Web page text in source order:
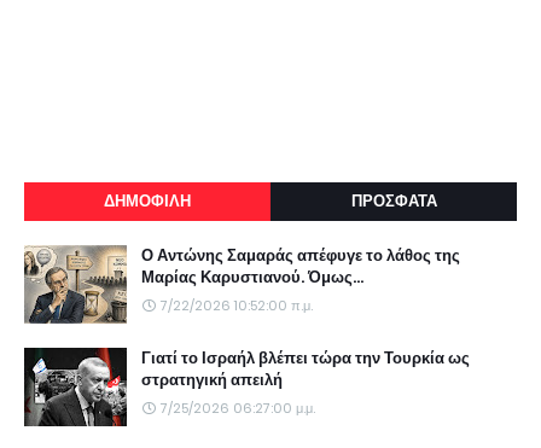
ΔΗΜΟΦΙΛΗ ΠΡΟΣΦΑΤΑ
Ο Αντώνης Σαμαράς απέφυγε το λάθος της
Μαρίας Καρυστιανού. Όμως...
7/22/2026 10:52:00 π.μ.
Γιατί το Ισραήλ βλέπει τώρα την Τουρκία ως
στρατηγική απειλή
7/25/2026 06:27:00 μ.μ.